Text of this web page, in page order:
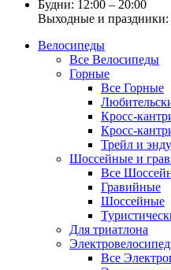
Будни: 12:00 – 20:00
Выходные и праздники:
Велосипеды
Все Велосипеды
Горные
Все Горные
Кросс-
Кросс-
Трейл и
Шоссейные и
Все
Гравийные
Шоссейные
Для триатлона
Все